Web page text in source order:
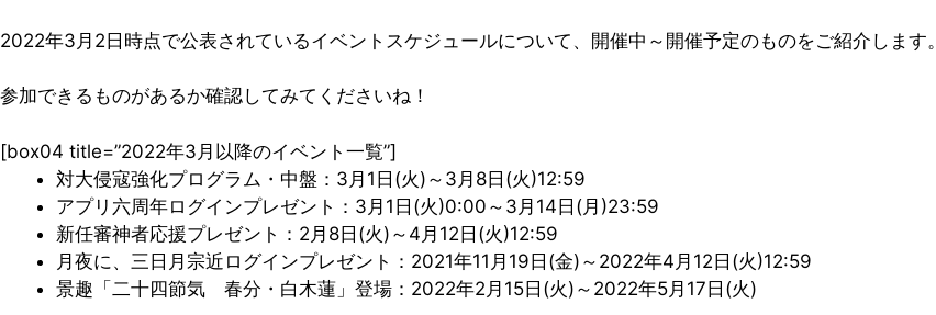
2022年3月2日時点で公表されているイベントスケジュールについて、開催中～開催予定のものをご紹介します。
参加できるものがあるか確認してみてくださいね！
[box04 title=”2022年3月以降のイベント一覧”]
対大侵寇強化プログラム・中盤：3月1日(火)～3月8日(火)12:59
アプリ六周年ログインプレゼント：3月1日(火)0:00～3月14日(月)23:59
新任審神者応援プレゼント：2月8日(火)～4月12日(火)12:59
月夜に、三日月宗近ログインプレゼント：2021年11月19日(金)～2022年4月12日(火)12:59
景趣「二十四節気 春分・白木蓮」登場：2022年2月15日(火)～2022年5月17日(火)